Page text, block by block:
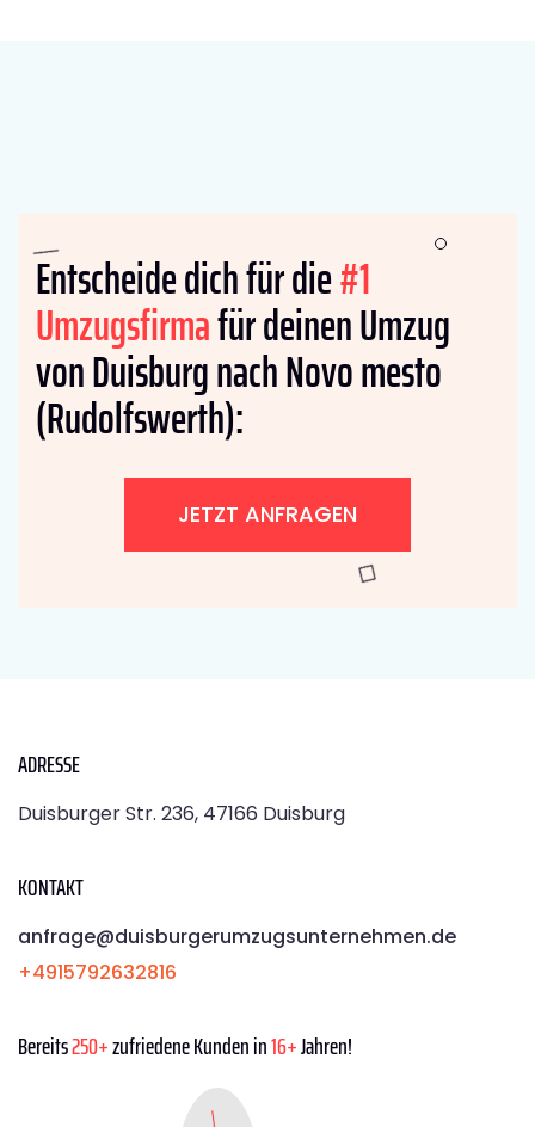
Entscheide dich für die#1
Umzugsfirmafür deinen Umzug
von Duisburg nach Novo mesto
(Rudolfswerth):
JETZT ANFRAGEN
ADRESSE
Duisburger Str. 236, 47166 Duisburg
KONTAKT
anfrage@duisburgerumzugsunternehmen.de
+4915792632816
Bereits250+zufriedene Kunden in16+Jahren!